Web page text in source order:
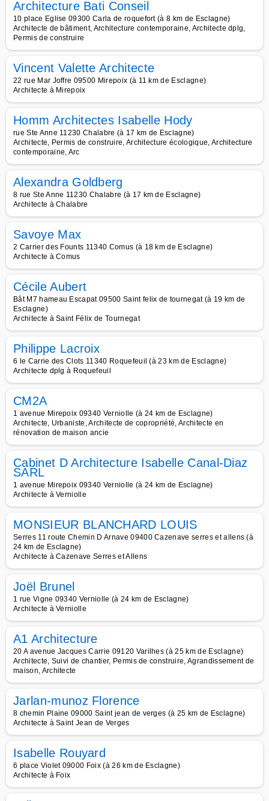
Architecture Bati Conseil
10 place Eglise 09300 Carla de roquefort (à 8 km de Esclagne)
Architecte de bâtiment, Architecture contemporaine, Architecte dplg,
Permis de construire
Vincent Valette Architecte
22 rue Mar Joffre 09500 Mirepoix (à 11 km de Esclagne)
Architecte à Mirepoix
Homm Architectes Isabelle Hody
rue Ste Anne 11230 Chalabre (à 17 km de Esclagne)
Architecte, Permis de construire, Architecture écologique, Architecture
contemporaine, Arc
Alexandra Goldberg
8 rue Ste Anne 11230 Chalabre (à 17 km de Esclagne)
Architecte à Chalabre
Savoye Max
2 Carrier des Founts 11340 Comus (à 18 km de Esclagne)
Architecte à Comus
Cécile Aubert
Bât M7 hameau Escapat 09500 Saint felix de tournegat (à 19 km de
Esclagne)
Architecte à Saint Félix de Tournegat
Philippe Lacroix
6 le Carrie des Clots 11340 Roquefeuil (à 23 km de Esclagne)
Architecte dplg à Roquefeuil
CM2A
1 avenue Mirepoix 09340 Verniolle (à 24 km de Esclagne)
Architecte, Urbaniste, Architecte de copropriété, Architecte en
rénovation de maison ancie
Cabinet D Architecture Isabelle Canal-Diaz
SARL
1 avenue Mirepoix 09340 Verniolle (à 24 km de Esclagne)
Architecte à Verniolle
MONSIEUR BLANCHARD LOUIS
Serres 11 route Chemin D Arnave 09400 Cazenave serres et allens (à
24 km de Esclagne)
Architecte à Cazenave Serres et Allens
Joël Brunel
1 rue Vigne 09340 Verniolle (à 24 km de Esclagne)
Architecte à Verniolle
A1 Architecture
20 A avenue Jacques Carrie 09120 Varilhes (à 25 km de Esclagne)
Architecte, Suivi de chantier, Permis de construire, Agrandissement de
maison, Architecte
Jarlan-munoz Florence
8 chemin Plaine 09000 Saint jean de verges (à 25 km de Esclagne)
Architecte à Saint Jean de Verges
Isabelle Rouyard
6 place Violet 09000 Foix (à 26 km de Esclagne)
Architecte à Foix